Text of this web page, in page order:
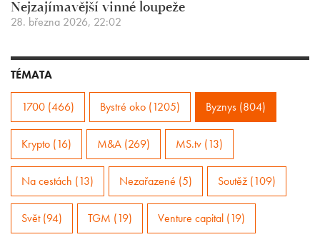
Nejzajímavější vinné loupeže
28. března 2026, 22:02
TÉMATA
1700 (466) Bystré oko (1205) Byznys (804)
Krypto (16) M&A (269) MS.tv (13)
Na cestách (13) Nezařazené (5) Soutěž (109)
Svět (94) TGM (19) Venture capital (19)